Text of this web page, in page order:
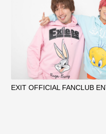
EXIT OFFICIAL FANCLUB